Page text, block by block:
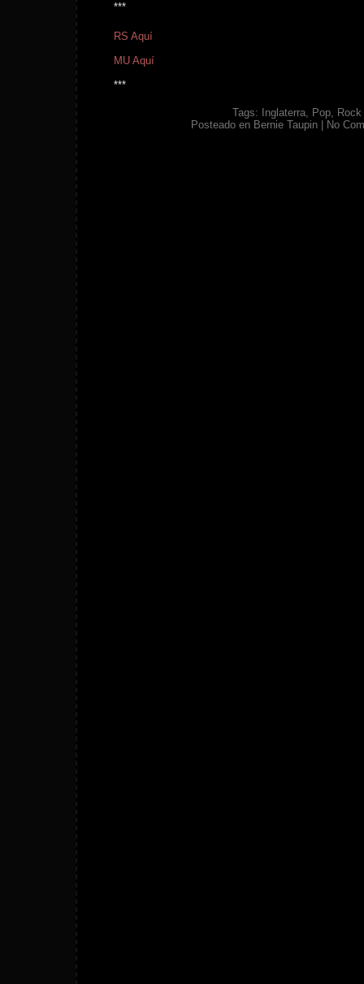
***
RS Aquí
MU Aquí
***
Tags: Inglaterra, Pop, Rock
Posteado en Bernie Taupin| No